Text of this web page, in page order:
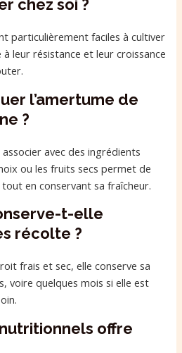
chez soi ?
particulièrement faciles à cultiver
leur résistance et leur croissance
l’amertume de
?
avec des ingrédients
ou les fruits secs permet de
en conservant sa fraîcheur.
t-elle
récolte ?
frais et sec, elle conserve sa
voire quelques mois si elle est
offre